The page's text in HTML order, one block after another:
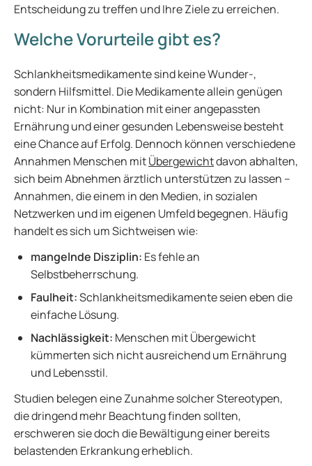
Entscheidung zu treffen und Ihre Ziele zu erreichen.
Welche Vorurteile gibt es?
Schlankheitsmedikamente sind keine Wunder-,
sondern Hilfsmittel. Die Medikamente allein genügen
nicht: Nur in Kombination mit einer angepassten
Ernährung und einer gesunden Lebensweise besteht
eine Chance auf Erfolg. Dennoch können verschiedene
Annahmen Menschen mitÜbergewichtdavon abhalten,
sich beim Abnehmen ärztlich unterstützen zu lassen –
Annahmen, die einem in den Medien, in sozialen
Netzwerken und im eigenen Umfeld begegnen. Häufig
handelt es sich um Sichtweisen wie:
mangelnde Disziplin: Es fehle an
Selbstbeherrschung.
Faulheit:Schlankheitsmedikamente seien eben die
einfache Lösung.
Nachlässigkeit: Menschen mit Übergewicht
kümmerten sich nicht ausreichend um Ernährung
und Lebensstil.
Studien belegen eine Zunahme solcher Stereotypen,
die dringend mehr Beachtung finden sollten,
erschweren sie doch die Bewältigung einer bereits
belastenden Erkrankung erheblich.